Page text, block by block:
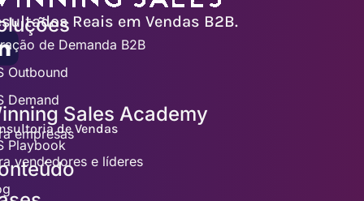
Reais em Vendas B2B.
de Demanda B2B
Outbound
Demand
de Vendas
Playbook
Sales Academy
empresas
vendedores e líderes